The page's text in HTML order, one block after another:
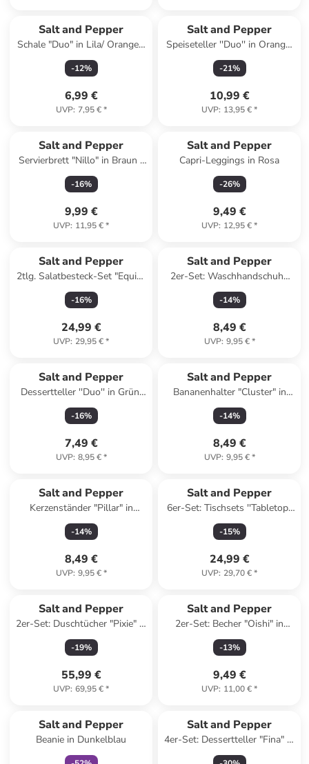
Salt and Pepper
Schale "Duo" in Lila/ Orange -
(H)6,5 x Ø 15,5 cm
-12%
6,99 €
UVP: 7,95 €*
Salt and Pepper
Speiseteller ''Duo'' in Orange/
Grün - Ø 26 cm
-21%
10,99 €
UVP: 13,95 €*
Salt and Pepper
Servierbrett "Nillo" in Braun -
(L)38 x (B)16 cm
-16%
9,99 €
UVP: 11,95 €*
Salt and Pepper
Capri-Leggings in Rosa
-26%
9,49 €
UVP: 12,95 €*
Salt and Pepper
2tlg. Salatbesteck-Set "Equip"
in Silber - (L)28,5 cm
-16%
24,99 €
UVP: 29,95 €*
Salt and Pepper
2er-Set: Waschhandschuhe
"Pixie" in Rot/ Pink - (L)21 x
(B)15 cm
-14%
8,49 €
UVP: 9,95 €*
Salt and Pepper
Dessertteller ''Duo'' in Grün/
Lila - Ø 18 cm
-16%
7,49 €
UVP: 8,95 €*
Salt and Pepper
Bananenhalter "Cluster" in
Schwarz - (H)27 cm
-14%
8,49 €
UVP: 9,95 €*
Salt and Pepper
Kerzenständer "Pillar" in
Schwarz - (H)9 x Ø 10 cm
-14%
8,49 €
UVP: 9,95 €*
Salt and Pepper
6er-Set: Tischsets ''Tabletop''
in Grau - (L)43 x (B)30 cm
-15%
24,99 €
UVP: 29,70 €*
Salt and Pepper
2er-Set: Duschtücher "Pixie" in
Rot/ Pink - (L)140 x (B)70 cm
-19%
55,99 €
UVP: 69,95 €*
Salt and Pepper
2er-Set: Becher "Oishi" in
-13%
9,49 €
UVP: 11,00 €*
Salt and Pepper
Beanie in Dunkelblau
Salt and Pepper
4er-Set: Dessertteller "Fina" in
Weiß/ Schwarz - Ø 20 cm